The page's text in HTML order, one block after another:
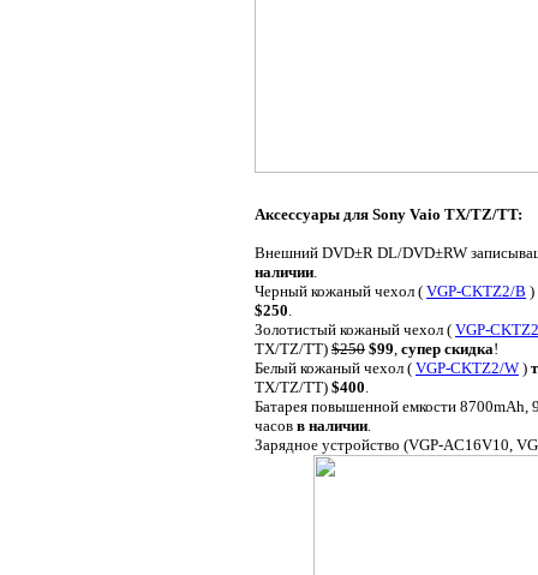
Аксессуары для Sony Vaio TX/TZ/TT:
Внешний DVD±R DL/DVD±RW
наличии.
Черный кожаный чехол ( VGP-CKTZ2/B )
$250.
Золотистый кожаный чехол ( VGP-
TX/TZ/TT) $250 $99, супер скидка!
Белый кожаный чехол ( VGP-CKTZ2/W )
TX/TZ/TT) $400.
Батарея повышенной емкости 8700mAh,
часов в наличии.
Зарядное устройство (VGP-AC16V10,